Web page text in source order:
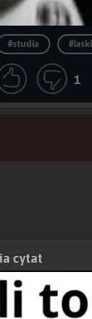
#studia #laski
1
cytat